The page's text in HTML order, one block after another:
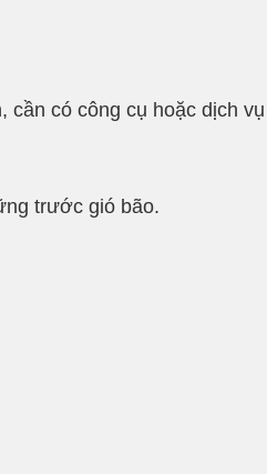
có công cụ hoặc dịch
trước gió bão.